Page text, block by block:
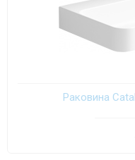
Раковина